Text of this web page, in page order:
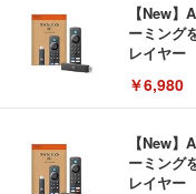
【New
ーミング
レイヤー
￥6,980
【New
ーミング
レイヤー